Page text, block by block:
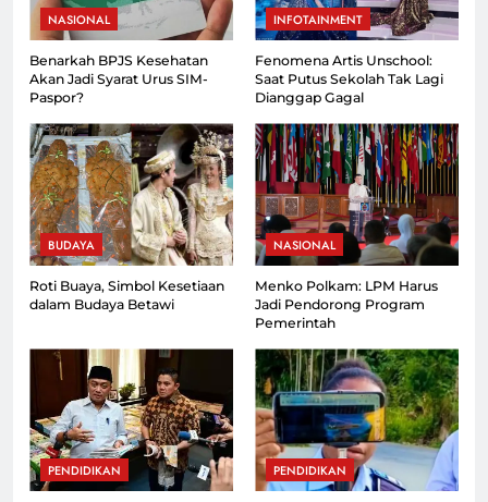
NASIONAL
Benarkah BPJS Kesehatan
Akan Jadi Syarat Urus SIM-
Paspor?
INFOTAINMENT
Fenomena Artis Unschool:
Saat Putus Sekolah Tak Lagi
Dianggap Gagal
BUDAYA
Roti Buaya, Simbol Kesetiaan
dalam Budaya Betawi
NASIONAL
Menko Polkam: LPM Harus
Jadi Pendorong Program
Pemerintah
PENDIDIKAN PENDIDIKAN